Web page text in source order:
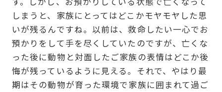
しまうと、家族にとってはどこかモヤモヤした思
いが残るんですね。以前は、救命したい一心でお
預かりをして手を尽くしていたのですが、亡くな
った後に動物と対面したご家族の表情はどこか後
悔が残っているように見える。それで、やはり最
期はその動物が育った環境で家族に囲まれて過ご